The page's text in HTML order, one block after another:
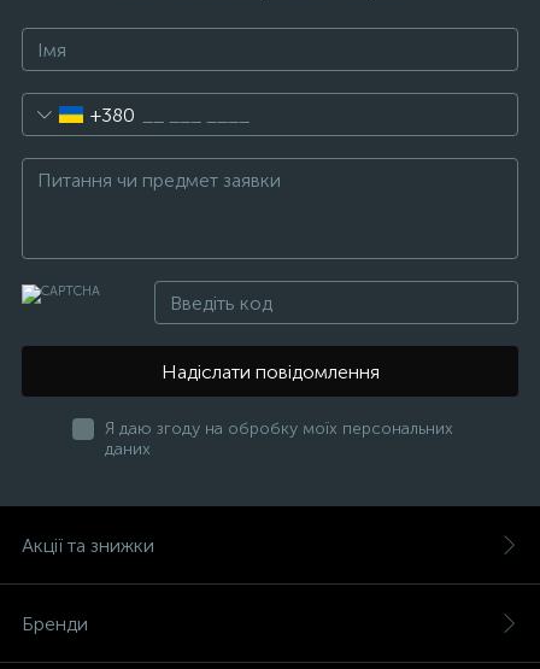
+380
Надіслати повідомлення
Я даю згоду на обробку моїх персональних
даних
Акції та знижки
Бренди